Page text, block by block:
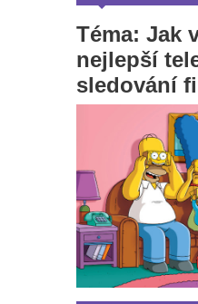
Téma: Jak
nejlepší
sledování